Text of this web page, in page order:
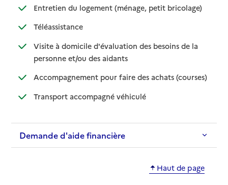
Entretien du logement (ménage, petit bricolage): disponible
: non
Téléassistance: disponible
: non disponible
Visite à domicile d'évaluation des besoins de la
personne et/ou des aidants: disponible
: non disponible
Accompagnement pour faire des achats (courses)
:
: non
Transport accompagné véhiculé: disponible
: non disponible
Demande d'aide financière
Haut de page